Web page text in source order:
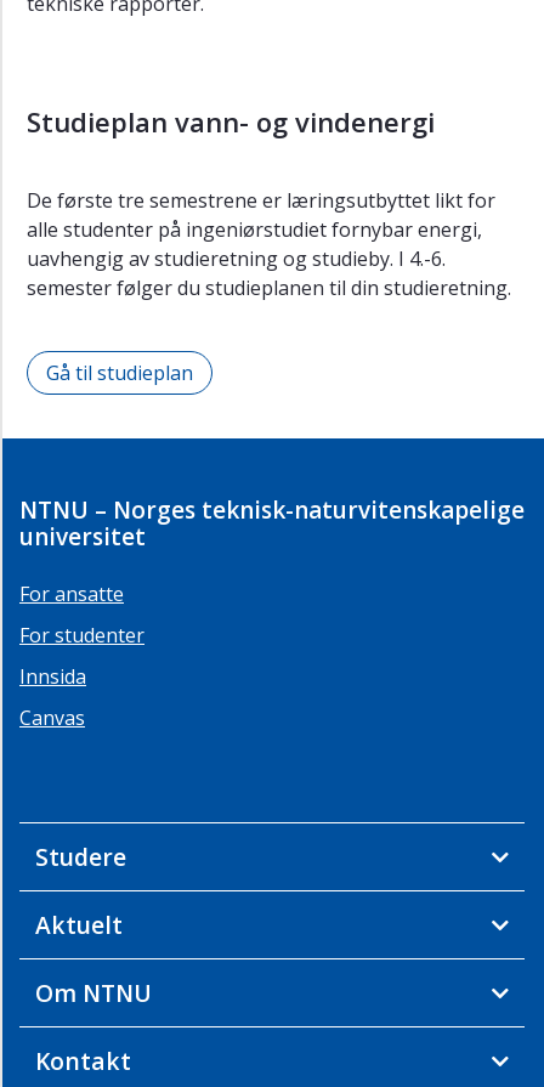
Studieplan vann- og vindenergi
De første tre semestrene er læringsutbyttet likt for
alle studenter på ingeniørstudiet fornybar energi,
uavhengig av studieretning og studieby. I 4.-6.
semester følger du studieplanen til din studieretning.
Gå til studieplan
NTNU – Norges teknisk-naturvitenskapelige
universitet
For ansatte
For studenter
Innsida
Canvas
Studere
Aktuelt
Om NTNU
Kontakt